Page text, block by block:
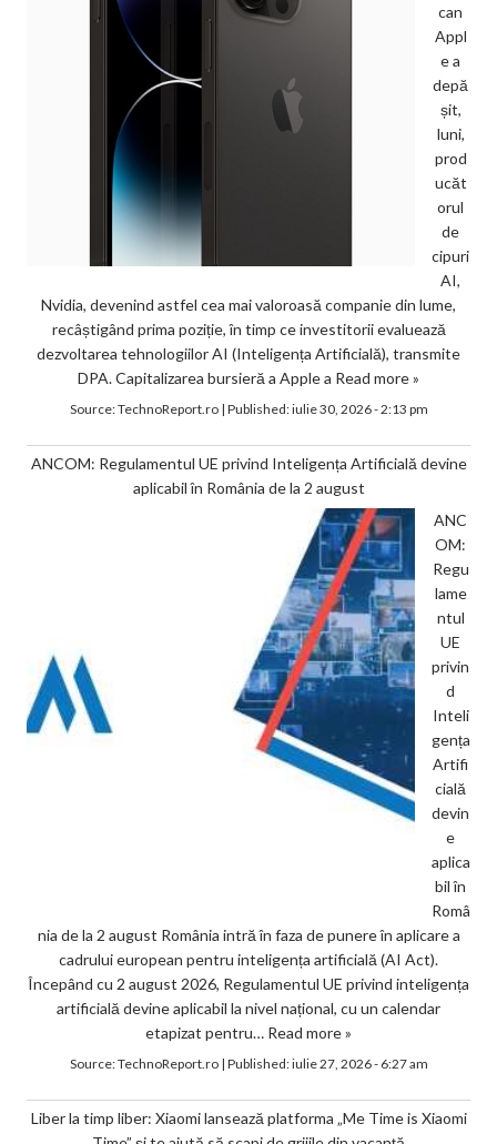
can
Appl
e a
depă
șit,
luni,
prod
ucăt
orul
de
cipuri
AI,
Nvidia, devenind astfel cea mai valoroasă companie din lume,
recâștigând prima poziție, în timp ce investitorii evaluează
dezvoltarea tehnologiilor AI (Inteligența Artificială), transmite
DPA. Capitalizarea bursieră a Apple a Read more »
Source:TechnoReport.ro| Published:iulie 30, 2026 - 2:13 pm
ANCOM: Regulamentul UE privind Inteligența Artificială devine
aplicabil în România de la 2 august
ANC
OM:
Regu
lame
ntul
UE
privin
d
Inteli
gența
Artifi
cială
devin
e
aplica
bil în
Româ
nia de la 2 august România intră în faza de punere în aplicare a
cadrului european pentru inteligența artificială (AI Act).
Începând cu 2 august 2026, Regulamentul UE privind inteligența
artificială devine aplicabil la nivel național, cu un calendar
etapizat pentru… Read more »
Source:TechnoReport.ro| Published:iulie 27, 2026 - 6:27 am
Liber la timp liber: Xiaomi lansează platforma „Me Time is Xiaomi